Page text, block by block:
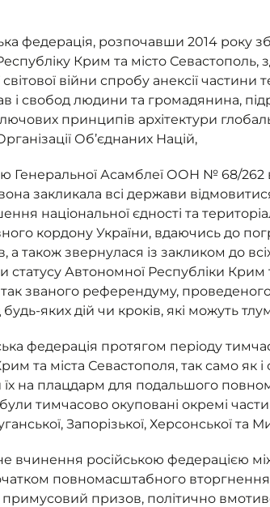
федерація, розпочавши 2014 року
Крим та місто
світової війни спробу анексії
і свобод людини та громадянина,
принципів архітектури
Об’єднаних Націй,
Генеральної Асамблеї ООН № 68/262
вона закликала всі держави
національної єдності та
кордону України, вдаючись до
а також звернулася із закликом до
статусу Автономної Республіки Крим
так званого референдуму,
яких дій чи кроків, які можуть
федерація протягом періоду
та міста Севастополя, так само як
на плацдарм для подальшого
тимчасово окуповані окремі
Запорізької, Херсонської та
вчинення російською федерацією
повномасштабного
призов, політично